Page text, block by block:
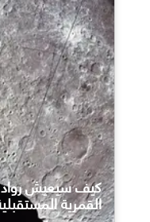
كيف سيعيش رواد
القمرية